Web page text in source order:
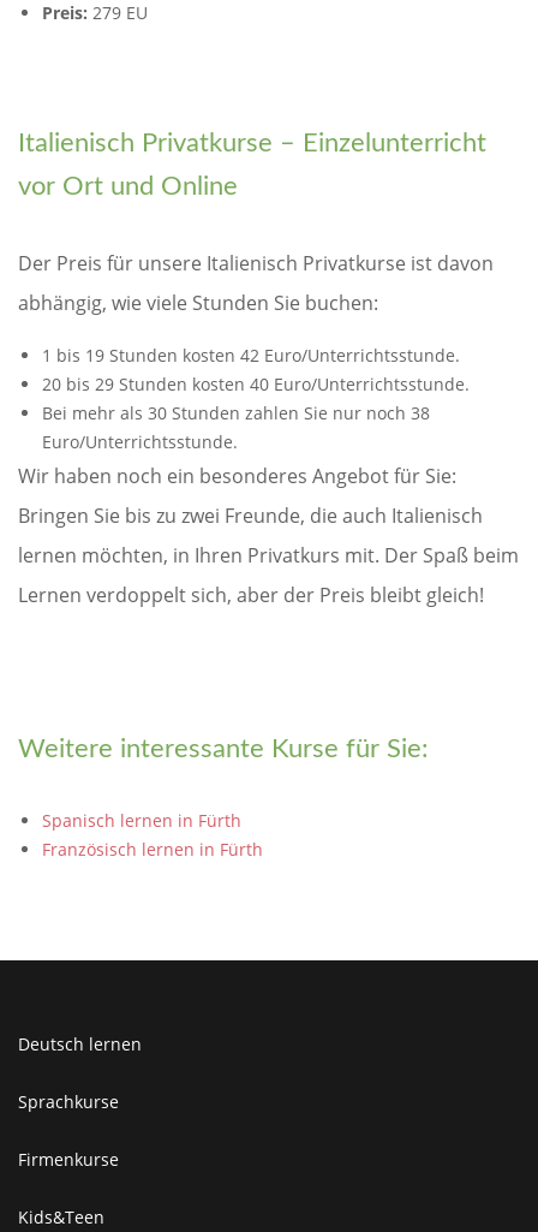
Preis: 279 EU
Italienisch Privatkurse – Einzelunterricht
vor Ort und Online
Der Preis für unsere Italienisch Privatkurse ist davon
abhängig, wie viele Stunden Sie buchen:
1 bis 19 Stunden kosten 42 Euro/Unterrichtsstunde.
20 bis 29 Stunden kosten 40 Euro/Unterrichtsstunde.
Bei mehr als 30 Stunden zahlen Sie nur noch 38
Euro/Unterrichtsstunde.
Wir haben noch ein besonderes Angebot für Sie:
Bringen Sie bis zu zwei Freunde, die auch Italienisch
lernen möchten, in Ihren Privatkurs mit. Der Spaß beim
Lernen verdoppelt sich, aber der Preis bleibt gleich!
Weitere interessante Kurse für Sie:
Spanisch lernen in Fürth
Französisch lernen in Fürth
Deutsch lernen
Sprachkurse
Firmenkurse
Kids&Teen